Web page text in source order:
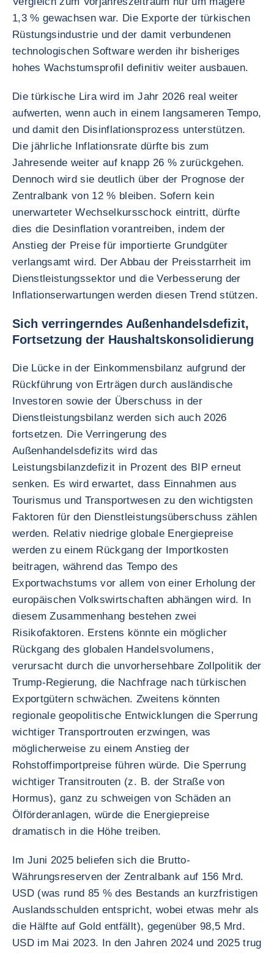
1,3 % gewachsen war. Die Exporte der türkischen
Rüstungsindustrie und der damit verbundenen
technologischen Software werden ihr bisheriges
hohes Wachstumsprofil definitiv weiter ausbauen.
Die türkische Lira wird im Jahr 2026 real weiter
aufwerten, wenn auch in einem langsameren Tempo,
und damit den Disinflationsprozess unterstützen.
Die jährliche Inflationsrate dürfte bis zum
Jahresende weiter auf knapp 26 % zurückgehen.
Dennoch wird sie deutlich über der Prognose der
Zentralbank von 12 % bleiben. Sofern kein
unerwarteter Wechselkursschock eintritt, dürfte
dies die Desinflation vorantreiben, indem der
Anstieg der Preise für importierte Grundgüter
verlangsamt wird. Der Abbau der Preisstarrheit im
Dienstleistungssektor und die Verbesserung der
Inflationserwartungen werden diesen Trend stützen.
Sich verringerndes Außenhandelsdefizit,
Fortsetzung der Haushaltskonsolidierung
Die Lücke in der Einkommensbilanz aufgrund der
Rückführung von Erträgen durch ausländische
Investoren sowie der Überschuss in der
Dienstleistungsbilanz werden sich auch 2026
fortsetzen. Die Verringerung des
Außenhandelsdefizits wird das
Leistungsbilanzdefizit in Prozent des BIP erneut
senken. Es wird erwartet, dass Einnahmen aus
Tourismus und Transportwesen zu den wichtigsten
Faktoren für den Dienstleistungsüberschuss zählen
werden. Relativ niedrige globale Energiepreise
werden zu einem Rückgang der Importkosten
beitragen, während das Tempo des
Exportwachstums vor allem von einer Erholung der
europäischen Volkswirtschaften abhängen wird. In
diesem Zusammenhang bestehen zwei
Risikofaktoren. Erstens könnte ein möglicher
Rückgang des globalen Handelsvolumens,
verursacht durch die unvorhersehbare Zollpolitik der
Trump-Regierung, die Nachfrage nach türkischen
Exportgütern schwächen. Zweitens könnten
regionale geopolitische Entwicklungen die Sperrung
wichtiger Transportrouten erzwingen, was
möglicherweise zu einem Anstieg der
Rohstoffimportpreise führen würde. Die Sperrung
wichtiger Transitrouten (z. B. der Straße von
Hormus), ganz zu schweigen von Schäden an
Ölförderanlagen, würde die Energiepreise
dramatisch in die Höhe treiben.
Im Juni 2025 beliefen sich die Brutto-
Währungsreserven der Zentralbank auf 156 Mrd.
USD (was rund 85 % des Bestands an kurzfristigen
Auslandsschulden entspricht, wobei etwas mehr als
die Hälfte auf Gold entfällt), gegenüber 98,5 Mrd.
USD im Mai 2023. In den Jahren 2024 und 2025 trug